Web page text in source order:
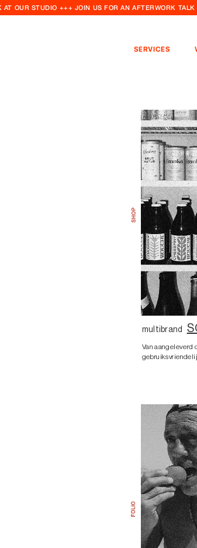
OUR STUDIO +++ JOIN US FOR AN AFTERWORK
SERVICES
multibrand
Van aangeleverd